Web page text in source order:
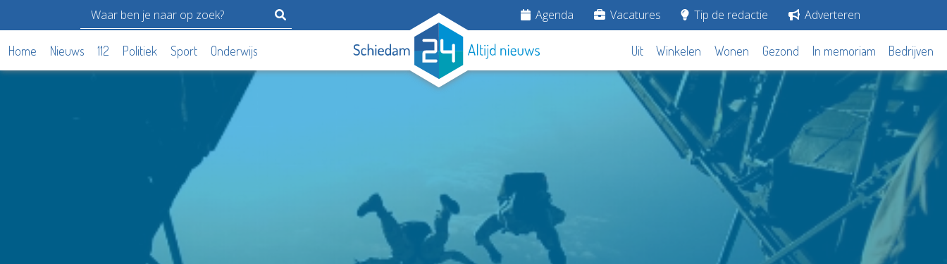
Agenda Vacatures Tip de redactie Adverteren
Home Nieuws 112 Politiek Sport Onderwijs Uit Winkelen Wonen Gezond In memoriam Bedrijven